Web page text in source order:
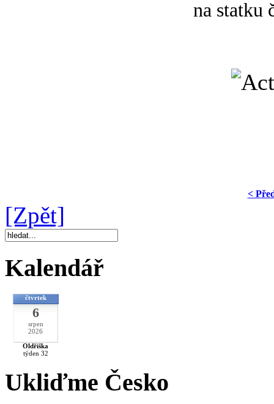
na statku
<
[Zpět]
Kalendář
čtvrtek
6
srpen
2026
Oldřiška
týden 32
Ukliďme Česko